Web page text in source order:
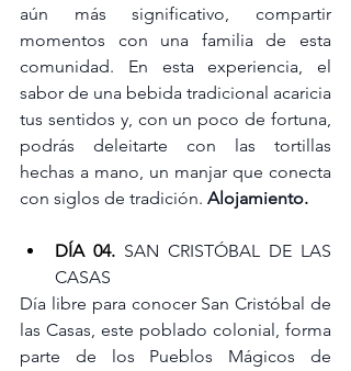
aún más significativo, compartir
momentos con una familia de esta
comunidad. En esta experiencia, el
sabor de una bebida tradicional acaricia
tus sentidos y, con un poco de fortuna,
podrás deleitarte con las tortillas
hechas a mano, un manjar que conecta
con siglos de tradición. Alojamiento.
DÍA 04. SAN CRISTÓBAL DE LAS
CASAS
Día libre para conocer San Cristóbal de
las Casas, este poblado colonial, forma
parte de los Pueblos Mágicos de